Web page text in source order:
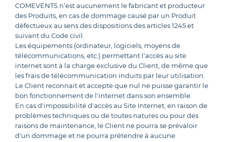
COMEVENTS n’est aucunement le fabricant et producteur
des Produits, en cas de dommage causé par un Produit
défectueux au sens des dispositions des articles 1245 et
suivant du Code civil.
Les équipements (ordinateur, logiciels, moyens de
télécommunications, etc.) permettant l'accès au site
internet sont à la charge exclusive du Client, de même que
les frais de télécommunication induits par leur utilisation.
Le Client reconnait et accepte que nul ne puisse garantir le
bon fonctionnement de l'internet dans son ensemble.
En cas d'impossibilité d'accès au Site Internet, en raison de
problèmes techniques ou de toutes natures ou pour des
raisons de maintenance, le Client ne pourra se prévaloir
d'un dommage et ne pourra prétendre à aucune